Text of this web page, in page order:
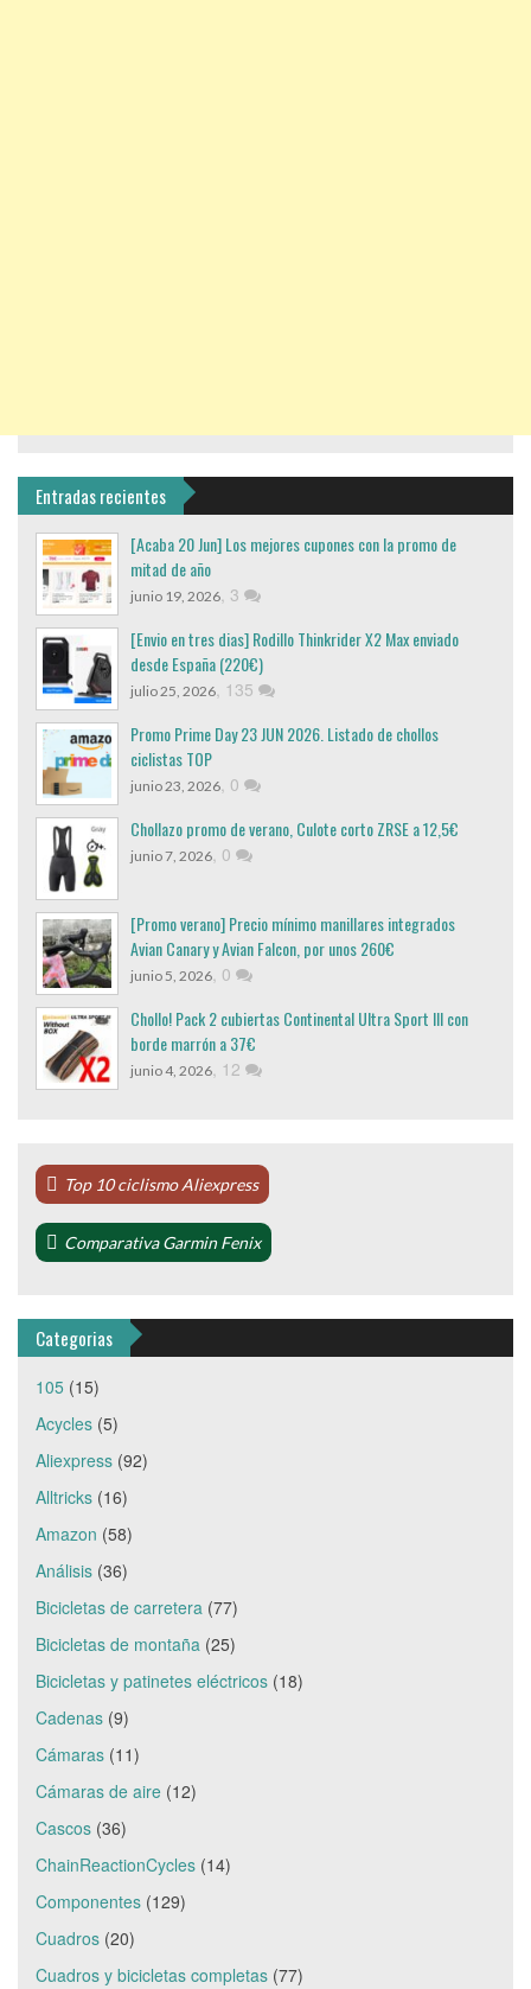
Entradas recientes
[Acaba 20 Jun] Los mejores cupones con la promo de
mitad de año
junio 19, 2026, 3
[Envio en tres dias] Rodillo Thinkrider X2 Max enviado
desde España (220€)
julio 25, 2026, 135
Promo Prime Day 23 JUN 2026. Listado de chollos
ciclistas TOP
junio 23, 2026, 0
Chollazo promo de verano, Culote corto ZRSE a 12,5€
junio 7, 2026, 0
[Promo verano] Precio mínimo manillares integrados
Avian Canary y Avian Falcon, por unos 260€
junio 5, 2026, 0
Chollo! Pack 2 cubiertas Continental Ultra Sport III con
borde marrón a 37€
junio 4, 2026, 12
Top 10 ciclismo Aliexpress
Comparativa Garmin Fenix
Categorias
105 (15)
Acycles (5)
Aliexpress (92)
Alltricks (16)
Amazon (58)
Análisis (36)
Bicicletas de carretera (77)
Bicicletas de montaña (25)
Bicicletas y patinetes eléctricos (18)
Cadenas (9)
Cámaras (11)
Cámaras de aire (12)
Cascos (36)
ChainReactionCycles (14)
Componentes (129)
Cuadros (20)
Cuadros y bicicletas completas (77)